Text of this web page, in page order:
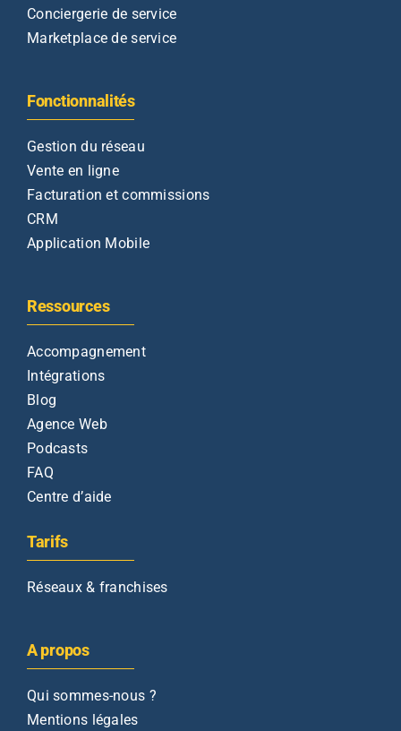
Conciergerie de service
Marketplace de service
Fonctionnalités
Gestion du réseau
Vente en ligne
Facturation et commissions
CRM
Application Mobile
Ressources
Accompagnement
Intégrations
Blog
Agence Web
Podcasts
FAQ
Centre d’aide
Tarifs
Réseaux & franchises
A propos
Qui sommes-nous ?
Mentions légales